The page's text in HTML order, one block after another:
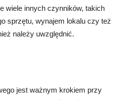
wiele innych czynników, takich
sprzętu, wynajem lokalu czy też
należy uwzględnić.
jest ważnym krokiem przy